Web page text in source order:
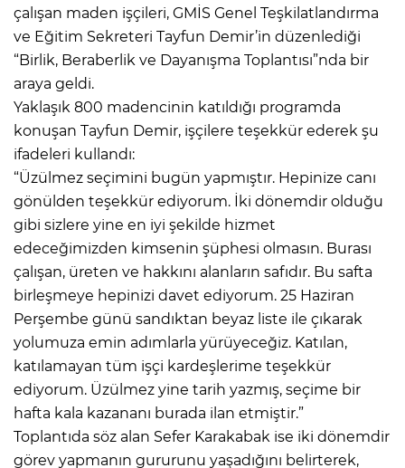
çalışan maden işçileri, GMİS Genel Teşkilatlandırma
ve Eğitim Sekreteri Tayfun Demir’in düzenlediği
“Birlik, Beraberlik ve Dayanışma Toplantısı”nda bir
araya geldi.
Yaklaşık 800 madencinin katıldığı programda
konuşan Tayfun Demir, işçilere teşekkür ederek şu
ifadeleri kullandı:
“Üzülmez seçimini bugün yapmıştır. Hepinize canı
gönülden teşekkür ediyorum. İki dönemdir olduğu
gibi sizlere yine en iyi şekilde hizmet
edeceğimizden kimsenin şüphesi olmasın. Burası
çalışan, üreten ve hakkını alanların safıdır. Bu safta
birleşmeye hepinizi davet ediyorum. 25 Haziran
Perşembe günü sandıktan beyaz liste ile çıkarak
yolumuza emin adımlarla yürüyeceğiz. Katılan,
katılamayan tüm işçi kardeşlerime teşekkür
ediyorum. Üzülmez yine tarih yazmış, seçime bir
hafta kala kazananı burada ilan etmiştir.”
Toplantıda söz alan Sefer Karakabak ise iki dönemdir
görev yapmanın gururunu yaşadığını belirterek,